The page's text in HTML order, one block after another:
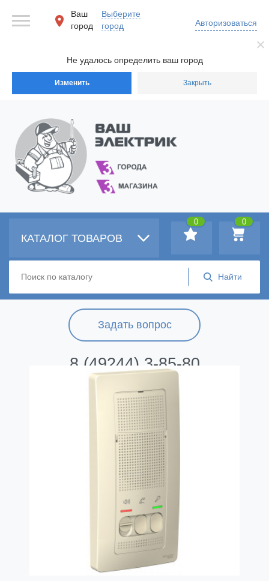
Не удалось определить ваш город
Изменить Закрыть
Ваш
город
Выберите
город
Авторизоваться
Задать вопрос
8 (49244) 3-85-80
КАТАЛОГ ТОВАРОВ
0
0